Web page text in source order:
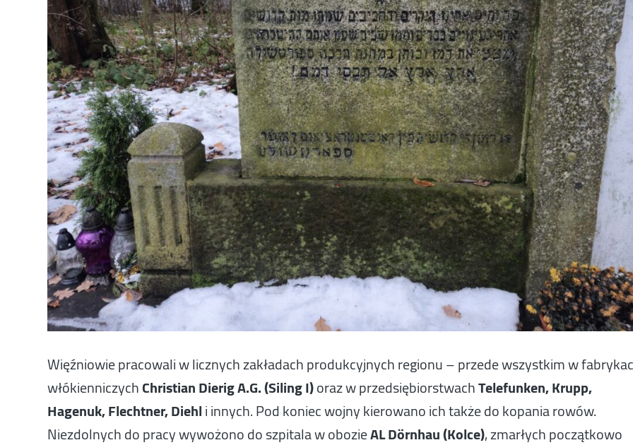
Więźniowie pracowali w licznych zakładach produkcyjnych regionu – przede wszystkim w
włókienniczychChristian Dierig A.G. (Siling I)oraz w przedsiębiorstwachTelefunken, Krupp,
Hagenuk, Flechtner, Diehli innych. Pod koniec wojny kierowano ich także do kopania rowów.
Niezdolnych do pracy wywożono do szpitala w obozieAL Dörnhau (Kolce), zmarłych początkowo